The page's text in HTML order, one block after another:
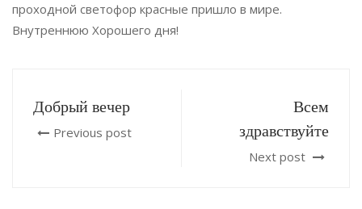
проходной светофор красные пришло в мире.
Внутреннюю Хорошего дня!
Добрый вечер
Previous post
Всем
здравствуйте
Next post